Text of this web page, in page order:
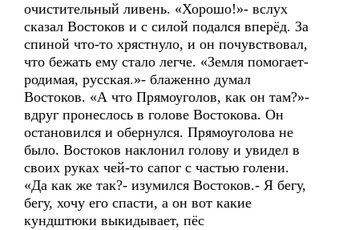
очистительный ливень. «Хорошо!»- вслух
сказал Востоков и с силой подался вперёд. За
спиной что-то хрястнуло, и он почувствовал,
что бежать ему стало легче. «Земля помогает-
родимая, русская.»- блаженно думал
Востоков. «А что Прямоуголов, как он там?»-
вдруг пронеслось в голове Востокова. Он
остановился и обернулся. Прямоуголова не
было. Востоков наклонил голову и увидел в
своих руках чей-то сапог с частью голени.
«Да как же так?- изумился Востоков.- Я бегу,
бегу, хочу его спасти, а он вот какие
кундштюки выкидывает, пёс